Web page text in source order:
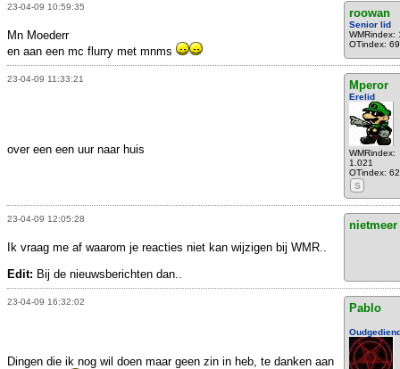
23-04-09 10:59:35 roowan
Senior lid
WMRindex:
OTindex:
Mn Moederr
en aan een mc flurry met mnms
23-04-09 11:33:21 Mperor
Erelid
WMRindex:
1.021
OTindex:
S
over een een uur naar huis
23-04-09 12:05:28
nietmeer
Ik vraag me af waarom je reacties niet kan wijzigen bij WMR..
Edit: Bij de nieuwsberichten dan..
23-04-09 16:32:02 Pablo
Dingen die ik nog wil doen maar geen zin in heb, te danken aan